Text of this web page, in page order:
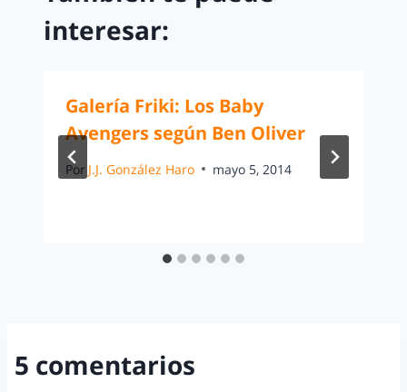
interesar:
Galería Friki: Los Baby
Avengers según Ben Oliver
Por J.J. González Haro mayo 5, 2014
5 comentarios